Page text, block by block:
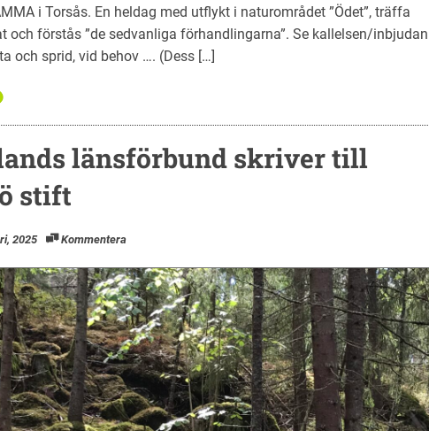
i Torsås. En heldag med utflykt i naturområdet ”Ödet”, träffa
och förstås ”de sedvanliga förhandlingarna”. Se kallelsen/inbjudan
och sprid, vid behov …. (Dess […]
länsförbund skriver till
stift
2025 Kommentera